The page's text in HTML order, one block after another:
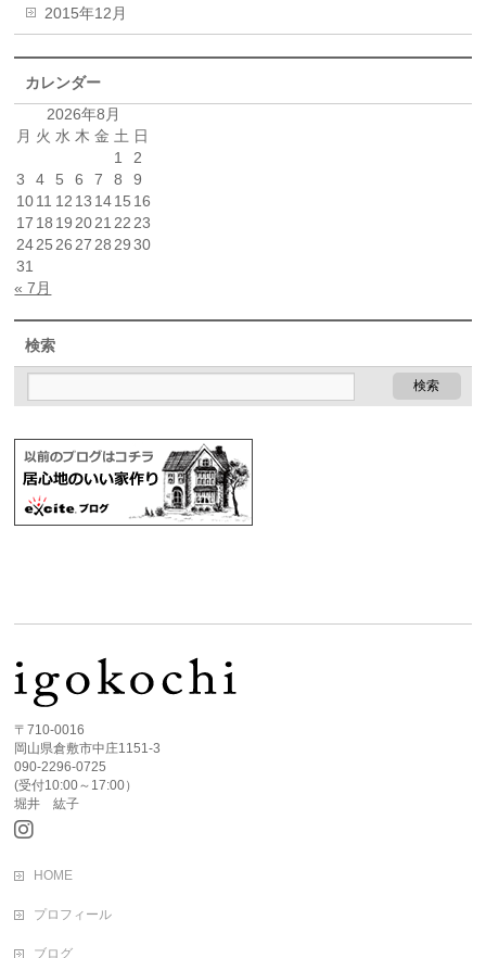
2015年12月
カレンダー
2026年8月
月 火 水 木 金 土 日
1
2
3
4 5 6 7 8
9
1011 12 13 1415 16
17 18 19 2021 22 23
2425 26 27 28 29 30
31
« 7月
検索
〒710-0016
岡山県倉敷市中庄1151-3
090-2296-0725
(受付10:00～17:00）
堀井 紘子
HOME
プロフィール
ブログ